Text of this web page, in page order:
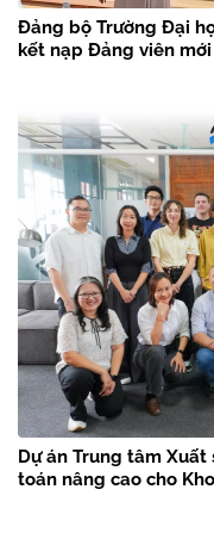
Đảng bộ Trường Đại
kết nạp Đảng viên mới
Dự án Trung tâm Xuất
toán nâng cao cho